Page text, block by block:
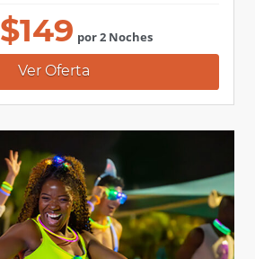
$149 por 2 Noches
Ver Oferta